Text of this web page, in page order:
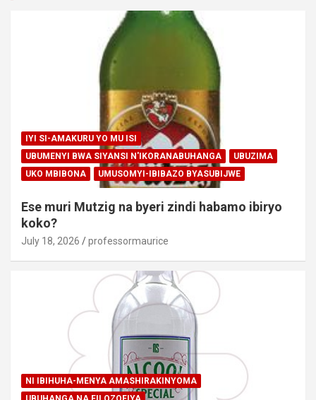
IYI SI-AMAKURU YO MU ISI
UBUMENYI BWA SIYANSI N'IKORANABUHANGA
UBUZIMA
UKO MBIBONA
UMUSOMYI-IBIBAZO BYASUBIJWE
Ese muri Mutzig na byeri zindi habamo ibiryo
koko?
July 18, 2026 professormaurice
NI IBIHUHA-MENYA AMASHIRAKINYOMA